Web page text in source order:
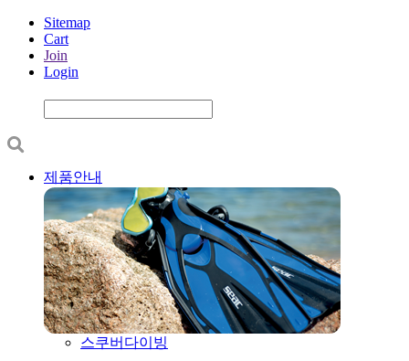
Sitemap
Cart
Join
Login
제품안내
스쿠버다이빙